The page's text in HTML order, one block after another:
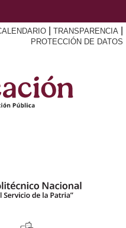
TRANSPARENCIA
PROTECCIÓN DE DATOS